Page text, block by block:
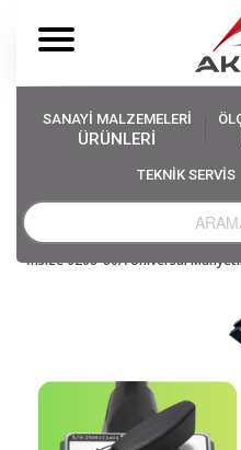
SANAYİ MALZEMELERİ
ÜRÜNLERİ
TEKNİK SERVİS
Akyol
Ölçüm Cihazları
Kumpas Mikrometre, Diğer Ölçü
Kalınlık Komparatörü çeşitleri
İnsize 6208-80A Universal